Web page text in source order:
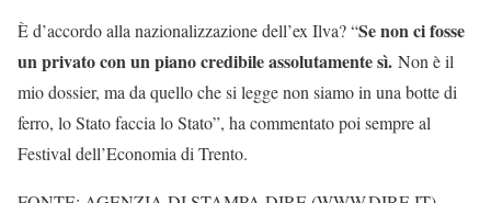
È d’accordo alla nazionalizzazione dell’ex Ilva? “Se non ci fosse
un privato con un piano credibile assolutamente sì. Non è il
mio dossier, ma da quello che si legge non siamo in una botte di
ferro, lo Stato faccia lo Stato”, ha commentato poi sempre al
Festival dell’Economia di Trento.